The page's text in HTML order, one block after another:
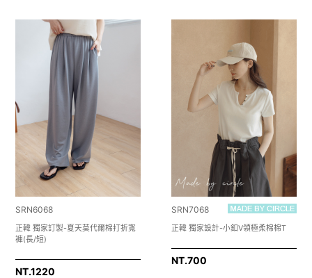
SRN6068
正韓 獨家訂製-夏天莫代爾棉打折寬
褲(長/短)
NT.1220
SRN7068
正韓 獨家設計-小釦V領極柔棉棉T
NT.700